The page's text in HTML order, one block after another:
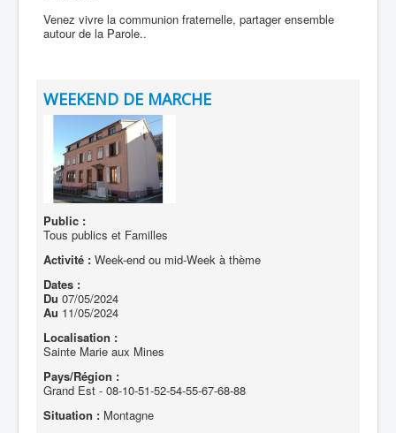
Venez vivre la communion fraternelle, partager ensemble
autour de la Parole..
WEEKEND DE MARCHE
Public :
Tous publics et Familles
Activité : Week-end ou mid-Week à thème
Dates :
Du 07/05/2024
Au 11/05/2024
Localisation :
Sainte Marie aux Mines
Pays/Région :
Grand Est - 08-10-51-52-54-55-67-68-88
Situation : Montagne